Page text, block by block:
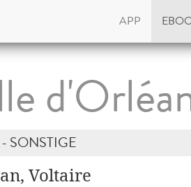
APP
SONSTIGE
Voltaire